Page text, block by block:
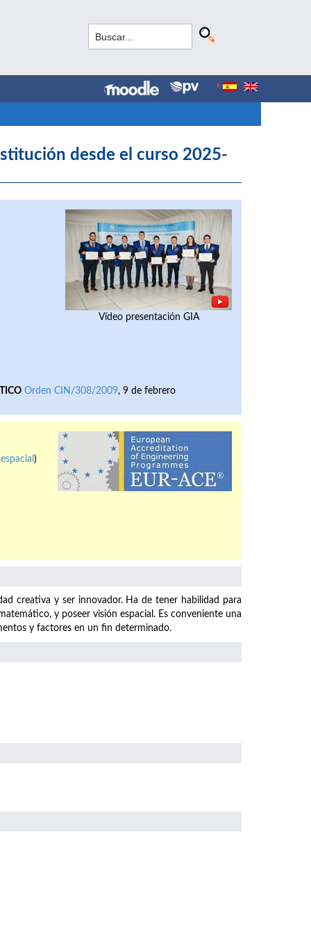
desde el curso 2025-
Vídeo presentación GIA
Orden CIN/308/2009, 9 de febrero
)
creativa y ser innovador. Ha de tener habilidad para
y poseer visión espacial. Es conveniente una
y factores en un fin determinado.